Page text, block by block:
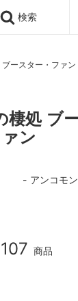
検索
ースター・ファン
棲処 ブ
ァン
アンコモン
107 商品